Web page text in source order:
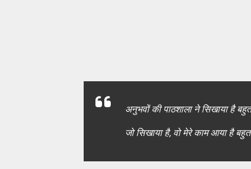
अनुभवों की पाठशाला ने सिखाया है
जो सिखाया है, वो मेरे काम आया है